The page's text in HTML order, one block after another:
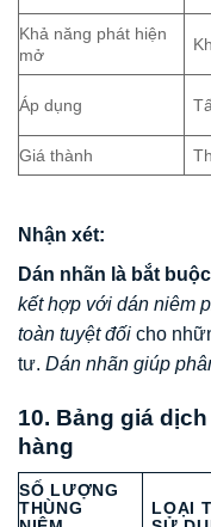
Khả năng phát hiện
mở
Áp dụng
Giá thành
Nhận xét:
Dán nhãn là bắt
kết hợp với dán niêm
toàn tuyệt đối cho
tư. Dán nhãn giúp
10. Bảng giá
hàng
SỐ LƯỢNG
THÙNG
LOẠI